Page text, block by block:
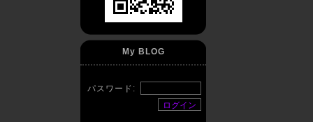
My BLOG
パスワード: